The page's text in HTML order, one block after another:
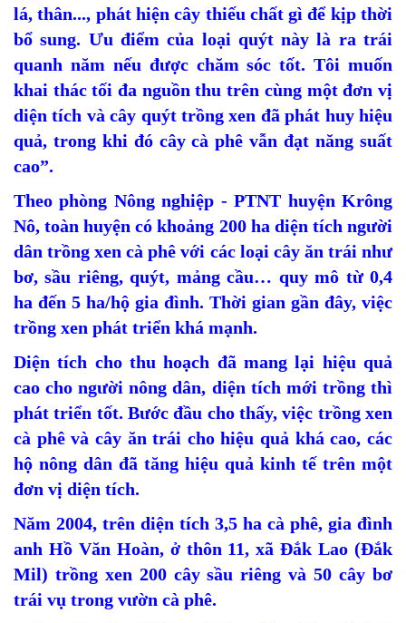
lá, thân..., phát hiện cây thiếu chất gì để kịp thời
bổ sung. Ưu điểm của loại quýt này là ra trái
quanh năm nếu được chăm sóc tốt. Tôi muốn
khai thác tối đa nguồn thu trên cùng một đơn vị
diện tích và cây quýt trồng xen đã phát huy hiệu
quả, trong khi đó cây cà phê vẫn đạt năng suất
cao”.
Theo phòng Nông nghiệp - PTNT huyện Krông
Nô, toàn huyện có khoảng 200 ha diện tích người
dân trồng xen cà phê với các loại cây ăn trái như
bơ, sầu riêng, quýt, mảng cầu… quy mô từ 0,4
ha đến 5 ha/hộ gia đình. Thời gian gần đây, việc
trồng xen phát triển khá mạnh.
Diện tích cho thu hoạch đã mang lại hiệu quả
cao cho người nông dân, diện tích mới trồng thì
phát triển tốt. Bước đầu cho thấy, việc trồng xen
cà phê và cây ăn trái cho hiệu quả khá cao, các
hộ nông dân đã tăng hiệu quả kinh tế trên một
đơn vị diện tích.
Năm 2004, trên diện tích 3,5 ha cà phê, gia đình
anh Hồ Văn Hoàn, ở thôn 11, xã Đắk Lao (Đắk
Mil) trồng xen 200 cây sầu riêng và 50 cây bơ
trái vụ trong vườn cà phê.